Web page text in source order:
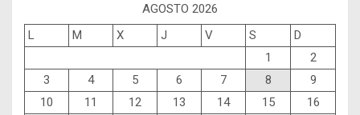
AGOSTO 2026
L
M X J V S
D
1
2
3
4 5 6 7 8
9
10
11 12 13 14 15
16